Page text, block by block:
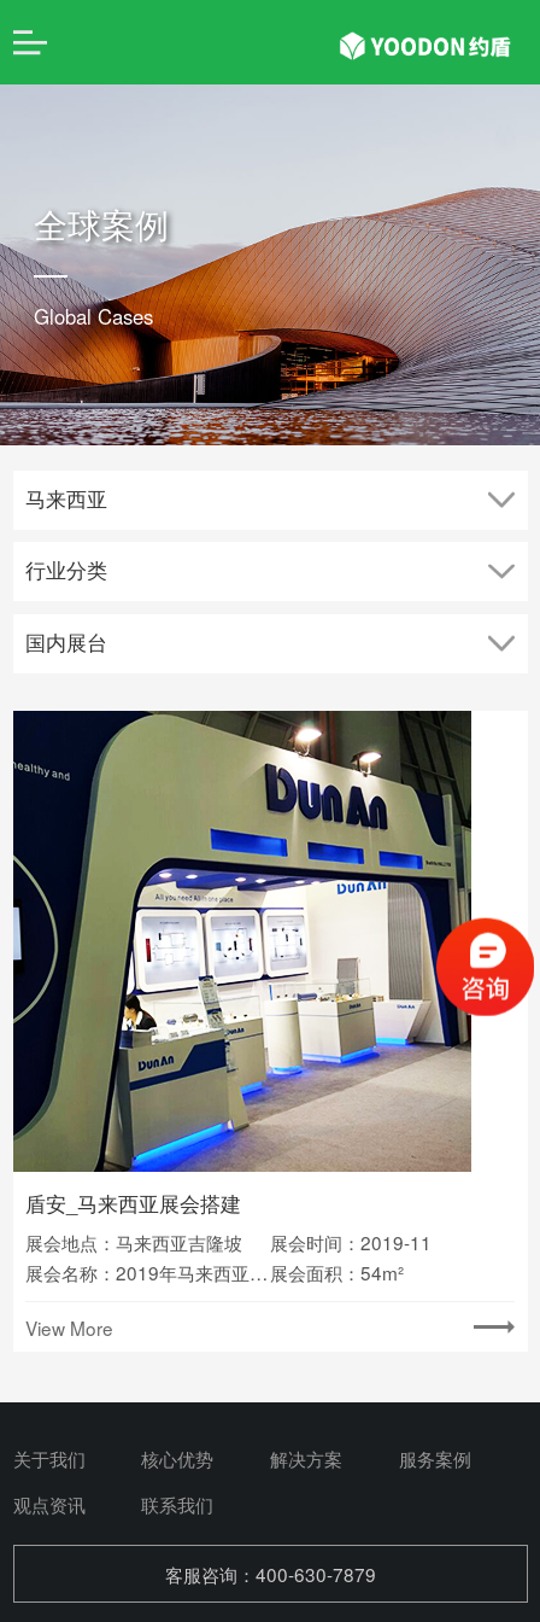
全球案例
Global Cases
盾安_马来西亚展会搭建
展会地点：马来西亚吉隆坡
展会时间：2019-11
展会名称：2019年马来西亚吉隆坡国际制冷、暖通及空调展览会 展会面积：54m²
View More
关于我们 核心优势 解决方案
服务案例
观点资讯
联系我们
客服咨询：400-630-7879